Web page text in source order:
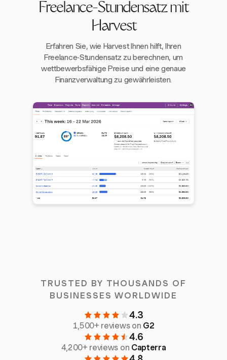
Freelance-Stundensatz mit
Harvest
Erfahren Sie, wie Harvest Ihnen hilft, Ihren
Freelance-Stundensatz zu berechnen, um
wettbewerbsfähige Preise und eine genaue
Finanzverwaltung zu gewährleisten.
TRUSTED BY THOUSANDS OF
BUSINESSES WORLDWIDE
4.3
1,500+ reviews on G2
4.6
4,200+ reviews on Capterra